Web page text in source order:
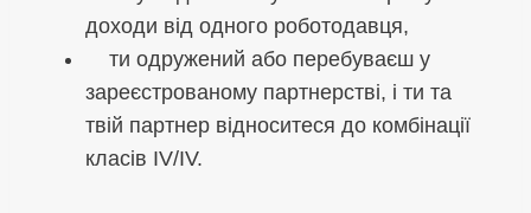
доходи від одного роботодавця,
ти одружений або перебуваєш у
зареєстрованому партнерстві, і ти та
твій партнер відноситеся до комбінації
класів IV/IV.